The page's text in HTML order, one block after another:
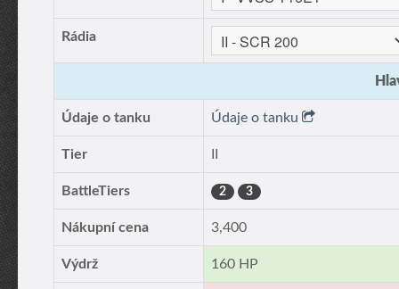
Rádia
Údaje o tanku Údaje o tanku
Tier
BattleTiers 2 3
Nákupní cena 3,400
Výdrž 160 HP